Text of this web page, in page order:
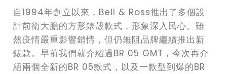
自1994年創立以來，Bell & Ross推出了多個設
計前衛大膽的方形錶殼款式，形象深入民心。雖
然疫情嚴重影響銷情，但仍無阻品牌繼續推出新
錶款。早前我們就介紹過BR 05 GMT，今次再介
紹兩個全新的BR 05款式，以及一款型到爆的BR